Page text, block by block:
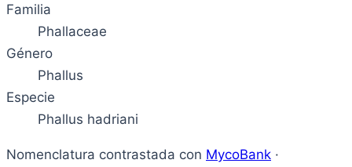
Familia
Phallaceae
Género
Phallus
Especie
Phallus hadriani
Nomenclatura contrastada con MycoBank ·